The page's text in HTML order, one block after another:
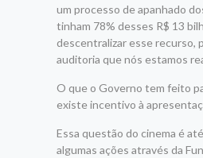
um processo de apanhado
tinham 78% desses R$ 13
descentralizar esse recurso,
auditoria que nós estamos
O que o Governo tem feito
existe incentivo à
Essa questão do cinema é
algumas ações através da